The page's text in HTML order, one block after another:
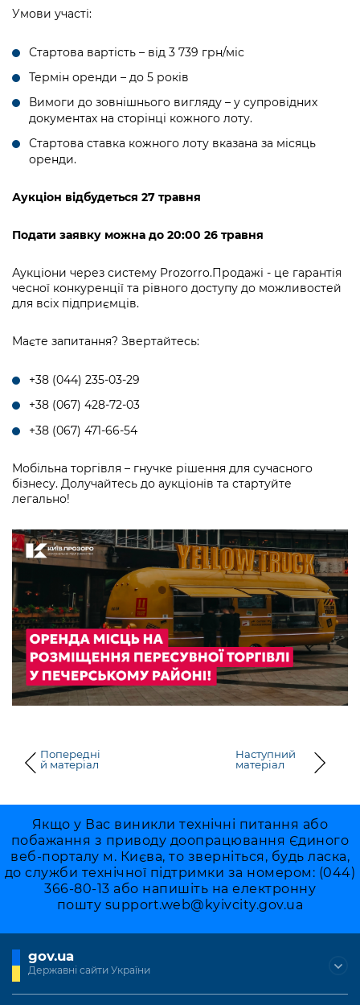
Підприємства, установи, організації
Річні звіти
Гендерна політика
Безбар'єрність
Портал Захисників та Захисниць
Безбар'єрність
Міський застосунок Київ Цифровий
Важливе під час воєнного стану
Уряд» – місцевий рівень»
Важливе під час воєнного стану
Про відкриті дані
Портал даних Києва
Публічні дашборди
Умови участі:
Стартова вартість – від 3 739 грн/міс
Термін оренди – до 5 років
Вимоги до зовнішнього вигляду – у супровідних
документах на сторінці кожного лоту.
Стартова ставка кожного лоту вказана за місяць
оренди.
Аукціон відбудеться 27 травня
Подати заявку можна до 20:00 26 травня
Аукціони через систему Prozorro.Продажі - це гарантія
чесної конкуренції та рівного доступу до можливостей
для всіх підприємців.
Маєте запитання? Звертайтесь:
+38 (044) 235-03-29
+38 (067) 428-72-03
+38 (067) 471-66-54
Мобільна торгівля – гнучке рішення для сучасного
бізнесу. Долучайтесь до аукціонів та стартуйте
легально!
Попередні
й матеріал
Наступний
матеріал
Якщо у Вас виникли технічні питання або
побажання з приводу доопрацювання Єдиного
веб-порталу м. Києва, то зверніться, будь ласка,
до служби технічної підтримки за номером: (044)
366-80-13 або напишіть на електронну
пошту support.web@kyivcity.gov.ua
gov.ua
Державні сайти України